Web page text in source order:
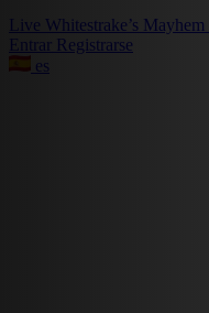
Live Whitestrake’s Mayhem
Entrar Registrarse
es